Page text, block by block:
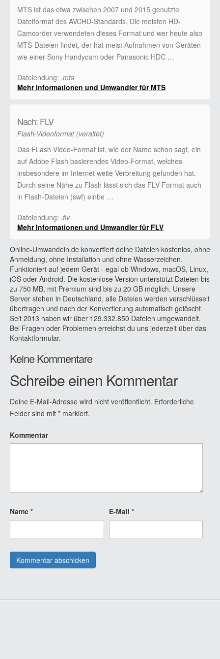
MTS ist das etwa zwischen 2007 und 2015 genutzte
Dateiformat des AVCHD-Standards. Die meisten HD-
Camcorder verwendeten dieses Format und wer heute also
MTS-Dateien findet, der hat meist Aufnahmen von Geräten
wie einer Sony Handycam oder Panasonic HDC …
Dateiendung: .mts
Mehr Informationen und Umwandler für MTS
Nach: FLV
Flash-Videoformat (veraltet)
Das FLash Video-Format ist, wie der Name schon sagt, ein
auf Adobe Flash basierendes Video-Format, welches
insbesondere im Internet weite Verbreitung gefunden hat.
Durch seine Nähe zu Flash lässt sich das FLV-Format auch
in Flash-Dateien (swf) einbe …
Dateiendung: .flv
Mehr Informationen und Umwandler für FLV
Online-Umwandeln.de konvertiert deine Dateien kostenlos, ohne
Anmeldung, ohne Installation und ohne Wasserzeichen.
Funktioniert auf jedem Gerät - egal ob Windows, macOS, Linux,
iOS oder Android. Die kostenlose Version unterstützt Dateien bis
zu 750 MB, mit Premium sind bis zu 20 GB möglich. Unsere
Server stehen in Deutschland, alle Dateien werden verschlüsselt
übertragen und nach der Konvertierung automatisch gelöscht.
Seit 2013 haben wir über 129.332.850 Dateien umgewandelt.
Bei Fragen oder Problemen erreichst du uns jederzeit über das
Kontaktformular.
Keine Kommentare
Schreibe einen Kommentar
Deine E-Mail-Adresse wird nicht veröffentlicht. Erforderliche
Felder sind mit * markiert.
Kommentar
Name * E-Mail *